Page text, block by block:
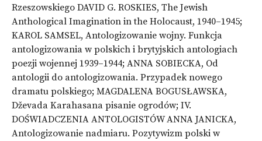
Rzeszowskiego DAVID G. ROSKIES, The Jewish
Anthological Imagination in the Holocaust, 1940–1945;
KAROL SAMSEL, Antologizowanie wojny. Funkcja
antologizowania w polskich i brytyjskich antologiach
poezji wojennej 1939–1944; ANNA SOBIECKA, Od
antologii do antologizowania. Przypadek nowego
dramatu polskiego; MAGDALENA BOGUSŁAWSKA,
Dževada Karahasana pisanie ogrodów; IV.
DOŚWIADCZENIA ANTOLOGISTÓW ANNA JANICKA,
Antologizowanie nadmiaru. Pozytywizm polski w